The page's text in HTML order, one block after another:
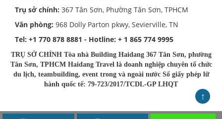
Trụ sở chính: 367 Tân Sơn, Phường Tân Sơn, TPHCM
Văn phòng: 968 Dolly Parton pkwy, Sevierville, TN
Tel: +1 770 878 8881 - Hotline: + 1 865 774 9995
↑
TRỤ SỞ CHÍNH Tòa nhà Building Haidang 367 Tân Sơn, phường
Tân Sơn, TPHCM Haidang Travel là doanh nghiệp chuyên tổ chức
du lịch, teambuilding, event trong và ngoài nước Số giấy phép lữ
hành quốc tế: 79-723/2017/TCDL-GP LHQT